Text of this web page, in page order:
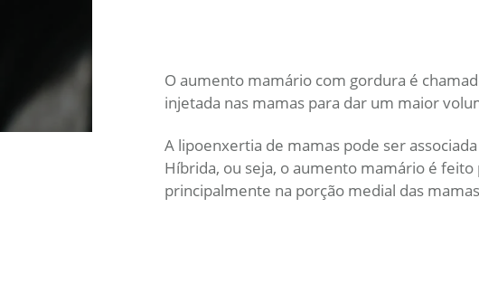
O aumento mamário com gordura é
injetada nas mamas para dar um maior
A lipoenxertia de mamas pode ser
Híbrida, ou seja, o aumento mamário é
principalmente na porção medial das